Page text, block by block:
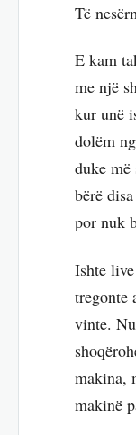
Të
E kam
me një
kur unë
dolëm
duke më
bërë
por nuk
Ishte
tregonte
vinte.
makina,
makinë